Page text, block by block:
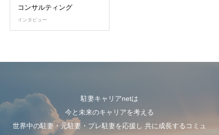
コンサルティング
インタビュー
駐妻キャリアnetは
今と未来のキャリアを考える
世界中の駐妻・元駐妻・プレ駐妻を応援し 共に成長するコミュ